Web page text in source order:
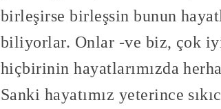
birleşirse birleşsin bunun
biliyorlar. Onlar -ve biz, çok
hiçbirinin hayatlarımızda
Sanki hayatımız yeterince